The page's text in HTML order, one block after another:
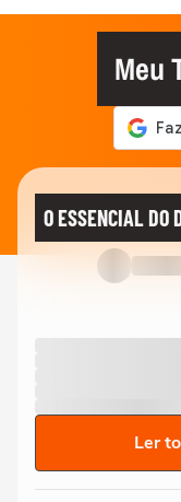
Meu
O ESSENCIAL DO
Ler